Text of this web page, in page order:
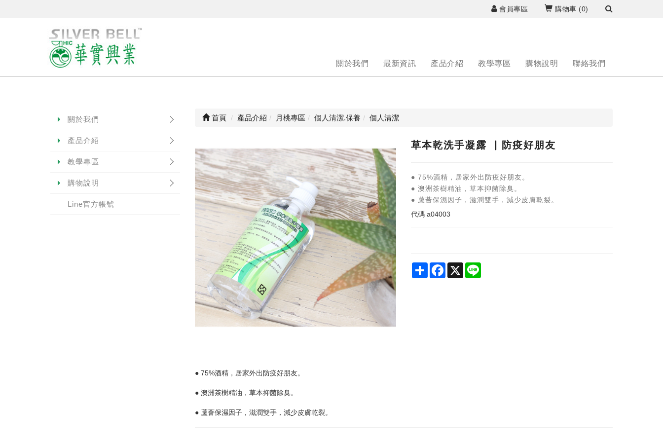
會員專區 購物車 (0)
關於我們 最新資訊 產品介紹 教學專區 購物說明 聯絡我們
關於我們
產品介紹
教學專區
購物說明
Line官方帳號
首頁 產品介紹 月桃專區 個人清潔.保養 個人清潔
草本乾洗手凝露 ▏防疫好朋友
● 75%酒精，居家外出防疫好朋友。
● 澳洲茶樹精油，草本抑菌除臭。
● 蘆薈保濕因子，滋潤雙手，減少皮膚乾裂。
代碼a04003
Share Facebook
X
● 75%酒精，居家外出防疫好朋友。
● 澳洲茶樹精油，草本抑菌除臭。
● 蘆薈保濕因子，滋潤雙手，減少皮膚乾裂。